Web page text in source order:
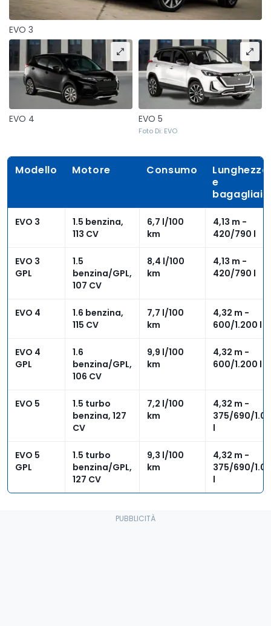
EVO 3
EVO 4 EVO 5
Foto Di: EVO
Modello Motore Consumo
Lunghezza
e
bagagliaio
EVO 3
1.5 benzina,
113 CV
6,7 l/100
km
4,13 m -
420/790 l
EVO 3
GPL
1.5
benzina/GPL,
107 CV
8,4 l/100
km
4,13 m -
420/790 l
EVO 4
1.6 benzina,
115 CV
7,7 l/100
km
4,32 m -
600/1.200 l
EVO 4
GPL
1.6
benzina/GPL,
106 CV
9,9 l/100
km
4,32 m -
600/1.200 l
EVO 5
1.5 turbo
benzina, 127
CV
7,2 l/100
km
4,32 m -
375/690/
l
EVO 5
GPL
1.5 turbo
benzina/GPL,
127 CV
9,3 l/100
km
4,32 m -
375/690/
l